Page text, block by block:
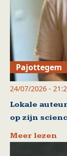
Pajottegem
24/07/2026 -
Lokale
op zijn
Meer lezen